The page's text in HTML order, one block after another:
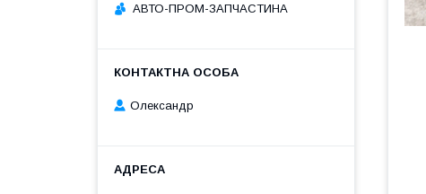
АВТО-ПРОМ-ЗАПЧАСТИНА
Олександр